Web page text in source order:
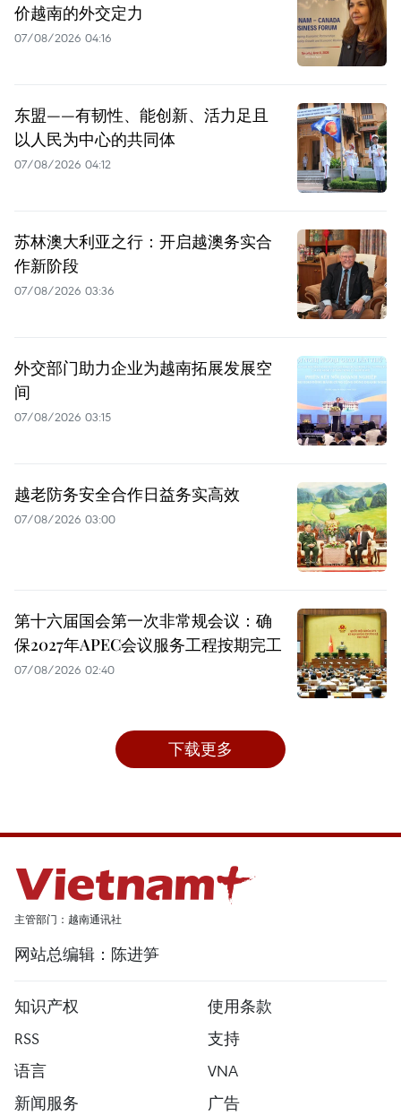
价越南的外交定力
07/08/2026 04:16
东盟——有韧性、能创新、活力足且
以人民为中心的共同体
07/08/2026 04:12
苏林澳大利亚之行：开启越澳务实合
作新阶段
07/08/2026 03:36
外交部门助力企业为越南拓展发展空
间
07/08/2026 03:15
越老防务安全合作日益务实高效
07/08/2026 03:00
第十六届国会第一次非常规会议：确
保2027年APEC会议服务工程按期完工
07/08/2026 02:40
下载更多
主管部门：越南通讯社
网站总编辑：陈进笋
知识产权
使用条款
RSS
支持
语言
VNA
新闻服务
广告